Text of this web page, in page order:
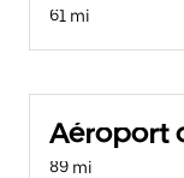
61 mi
Aéroport
89 mi